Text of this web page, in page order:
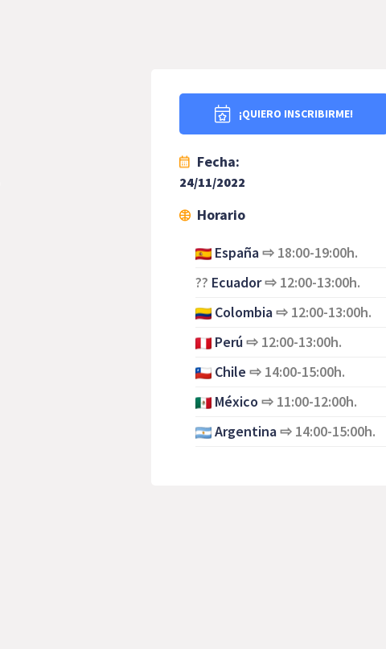
¡QUIERO INSCRIBIRME!
Fecha:
24/11/2022
Horario
España⇨ 18:00-19:00h.
?? Ecuador⇨ 12:00-13:00h.
Colombia⇨ 12:00-13:00h.
Perú⇨ 12:00-13:00h.
Chile ⇨ 14:00-15:00h.
México ⇨ 11:00-12:00h.
Argentina⇨ 14:00-15:00h.